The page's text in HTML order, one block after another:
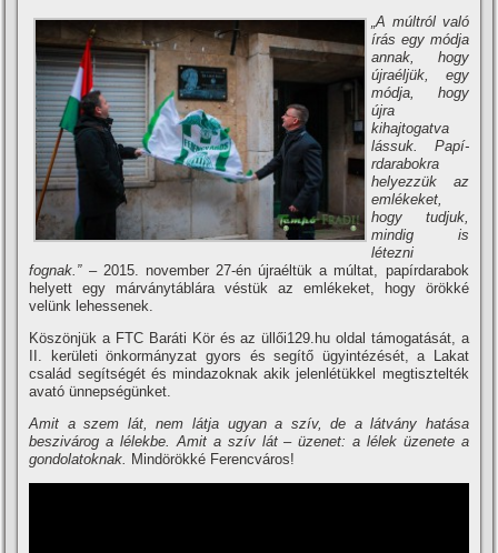
„A múltról való
í­rás egy módja
annak, hogy
újraéljük, egy
módja, hogy
újra
kihajtogatva
lássuk. Papí­
rdarabokra
helyezzük az
emlékeket,
hogy tudjuk,
mindig is
létezni
fognak.”– 2015. november 27-én újraéltük a múltat, papí­rdarabok
helyett egy márványtáblára véstük az emlékeket, hogy örökké
velünk lehessenek.
Köszönjük a FTC Baráti Kör és az üllői129.hu oldal támogatását, a
II. kerületi önkormányzat gyors és segí­tő ügyintézését, a Lakat
család segí­tségét és mindazoknak akik jelenlétükkel megtisztelték
avató ünnepségünket.
Amit a szem lát, nem látja ugyan a szí­v, de a látvány hatása
beszivárog a lélekbe. Amit a szí­v lát – üzenet: a lélek üzenete a
gondolatoknak. Mindörökké Ferencváros!